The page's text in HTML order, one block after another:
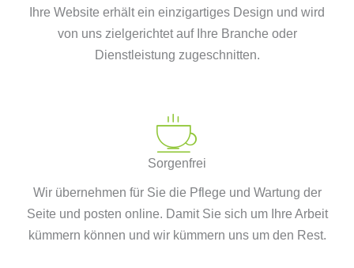
Ihre Website erhält ein einzigartiges Design und wird
von uns zielgerichtet auf Ihre Branche oder
Dienstleistung zugeschnitten.
Sorgenfrei
Wir übernehmen für Sie die Pflege und Wartung der
Seite und posten online. Damit Sie sich um Ihre Arbeit
kümmern können und wir kümmern uns um den Rest.